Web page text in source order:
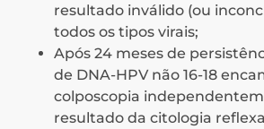
resultado inválido (ou
todos os tipos virais;
Após 24 meses de
de DNA-HPV não 16-18
colposcopia
resultado da citologia